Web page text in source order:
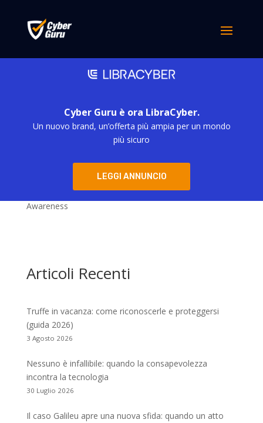
Cyber Guru è ora LibraCyber.
Un nuovo brand, un’offerta più ampia per un mondo
più sicuro
LEGGI ANNUNCIO
Nessun risultato
ricerca, o utilizza la barra di navigazione qui sopra per
Categorie
Eventi Cyber Security – Cyber Guru soluzioni per la
Security Awareness
Webinar – Cyber Guru soluzioni per la Security
Awareness
Articoli Recenti
Truffe in vacanza: come riconoscerle e proteggersi
(guida 2026)
3 Agosto 2026
Nessuno è infallibile: quando la consapevolezza
incontra la tecnologia
30 Luglio 2026
Il caso Galileu apre una nuova sfida: quando un atto